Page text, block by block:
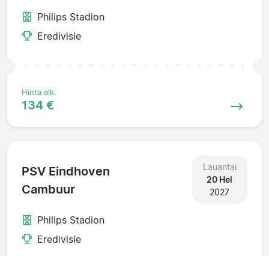
Philips Stadion
Eredivisie
Hinta alk.
134 €
PSV Eindhoven
Cambuur
Lauantai
20 Hel
2027
Philips Stadion
Eredivisie